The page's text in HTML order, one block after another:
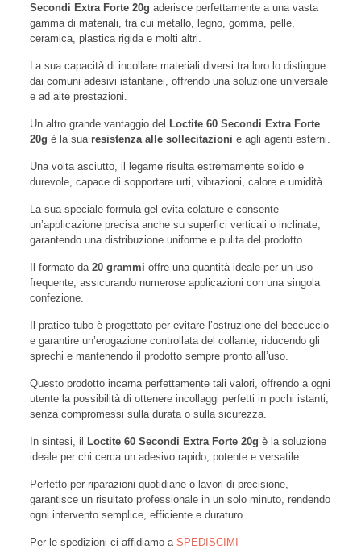
Secondi Extra Forte 20g aderisce perfettamente a una vasta
gamma di materiali, tra cui metallo, legno, gomma, pelle,
ceramica, plastica rigida e molti altri.
La sua capacità di incollare materiali diversi tra loro lo distingue
dai comuni adesivi istantanei, offrendo una soluzione universale
e ad alte prestazioni.
Un altro grande vantaggio del Loctite 60 Secondi Extra Forte
20g è la sua resistenza alle sollecitazioni e agli agenti esterni.
Una volta asciutto, il legame risulta estremamente solido e
durevole, capace di sopportare urti, vibrazioni, calore e umidità.
La sua speciale formula gel evita colature e consente
un’applicazione precisa anche su superfici verticali o inclinate,
garantendo una distribuzione uniforme e pulita del prodotto.
Il formato da 20 grammi offre una quantità ideale per un uso
frequente, assicurando numerose applicazioni con una singola
confezione.
Il pratico tubo è progettato per evitare l’ostruzione del beccuccio
e garantire un’erogazione controllata del collante, riducendo gli
sprechi e mantenendo il prodotto sempre pronto all’uso.
Questo prodotto incarna perfettamente tali valori, offrendo a ogni
utente la possibilità di ottenere incollaggi perfetti in pochi istanti,
senza compromessi sulla durata o sulla sicurezza.
In sintesi, il Loctite 60 Secondi Extra Forte 20g è la soluzione
ideale per chi cerca un adesivo rapido, potente e versatile.
Perfetto per riparazioni quotidiane o lavori di precisione,
garantisce un risultato professionale in un solo minuto, rendendo
ogni intervento semplice, efficiente e duraturo.
Per le spedizioni ci affidiamo a SPEDISCIMI